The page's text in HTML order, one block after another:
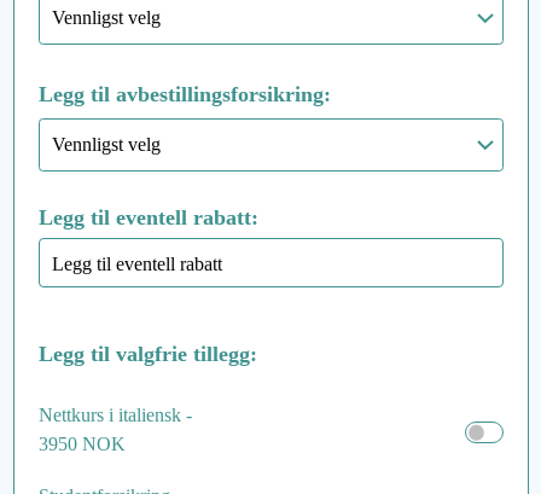
Legg til avbestillingsforsikring:
Legg til eventell rabatt:
Legg til valgfrie tillegg:
Nettkurs i italiensk -
3950 NOK